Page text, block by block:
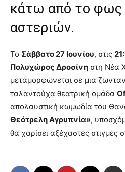
κάτω από το
αστεριών.
Το Σάββατο 27 Ιουνίου, στις
Πολυχώρος Δροσίνη στη Νέα
μεταμορφώνεται σε μια
ταλαντούχα θεατρική ομάδα
απολαυστική κωμωδία του
Θεότρελη Αγρυπνία»,
θα χαρίσει αξέχαστες στιγμές